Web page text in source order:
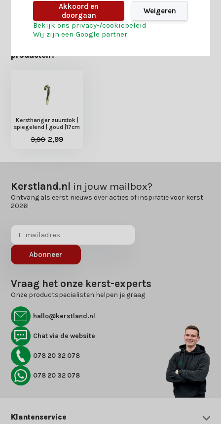
producten?
Kersthanger zuurstok |
spiegelend | goud |17cm
3,99 2,99
Kerstland.nl in jouw mailbox?
Ontvang als eerst nieuws over acties of inspiratie voor kerst
2026!
Abonneer
Vraag het onze kerst-experts
Onze productspecialisten helpen je graag
hallo@kerstland.nl
Chat via de website
078 20 32 078
078 20 32 078
Klantenservice
Akkoord en
doorgaan
Weigeren
Bekijk ons privacy-/cookiebeleid
Wij zijn een Google partner